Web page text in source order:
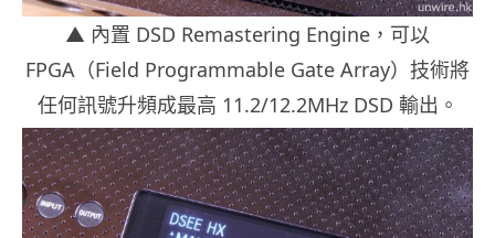
▲ 內置 DSD Remastering Engine，可以
FPGA（Field Programmable Gate Array）技術將
任何訊號升頻成最高 11.2/12.2MHz DSD 輸出。